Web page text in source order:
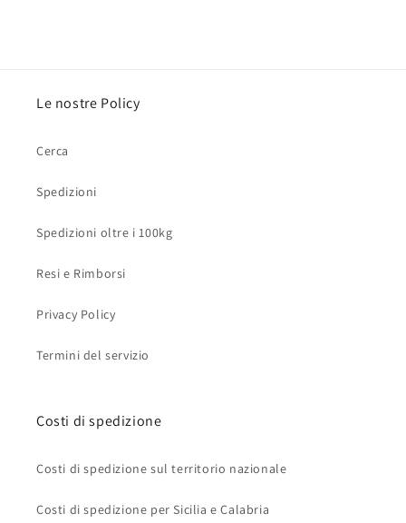
Le nostre Policy
Cerca
Spedizioni
Spedizioni oltre i 100kg
Resi e Rimborsi
Privacy Policy
Termini del servizio
Costi di spedizione
Costi di spedizione sul territorio nazionale
Costi di spedizione per Sicilia e Calabria